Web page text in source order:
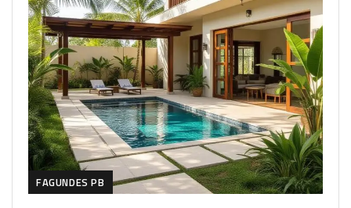
FAGUNDES PB